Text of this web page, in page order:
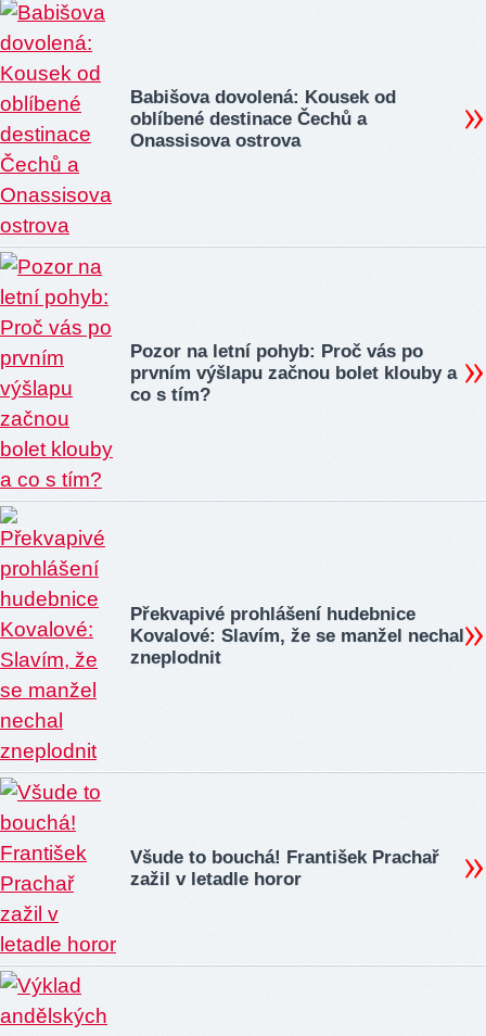
Babišova dovolená: Kousek od
oblíbené destinace Čechů a
Onassisova ostrova
Pozor na letní pohyb: Proč vás po
prvním výšlapu začnou bolet klouby a
co s tím?
Překvapivé prohlášení hudebnice
Kovalové: Slavím, že se manžel nechal
zneplodnit
Všude to bouchá! František Prachař
zažil v letadle horor